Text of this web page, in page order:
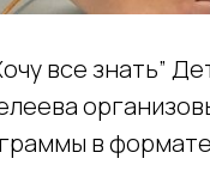
все знать”
в